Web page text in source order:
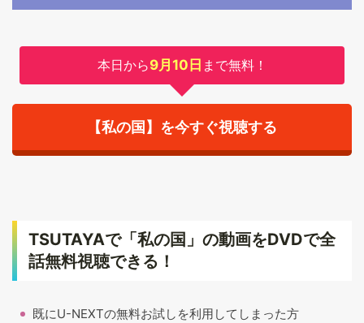
本日から9月10日 まで無料！
【私の国】を今すぐ視聴する
TSUTAYAで「私の国」の動画をDVDで全
話無料視聴できる！
既にU-NEXTの無料お試しを利用してしまった方